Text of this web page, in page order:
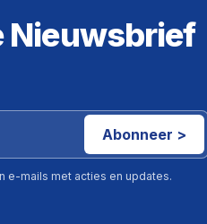
Nieuwsbrief
Abonneer >
e-mails met acties en updates.